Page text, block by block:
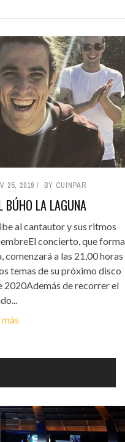
25, 2019 BY CUINPAR
BÚHO LA LAGUNA
al cantautor y sus ritmos
concierto, que forma
a las 21,00 horas
temas de su próximo disco
2020Además de recorrer el